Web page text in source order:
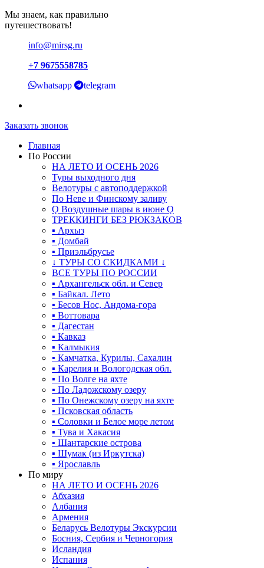
Мы знаем, как правильно
путешествовать!
info@mirsg.ru
+7 9675558785
whatsapp telegram
Заказать звонок
Главная
По России
НА ЛЕТО И ОСЕНЬ 2026
Туры выходного дня
Велотуры с автоподдержкой
По Неве и Финскому заливу
Ǫ Воздушные шары в июне Ǫ
ТРЕККИНГИ БЕЗ РЮКЗАКОВ
▪ Архыз
▪ Домбай
▪ Приэльбрусье
↓ ТУРЫ СО СКИДКАМИ ↓
ВСЕ ТУРЫ ПО РОССИИ
▪ Архангельск обл. и Север
▪ Байкал. Лето
▪ Бесов Нос, Андома-гора
▪ Воттовара
▪ Дагестан
▪ Кавказ
▪ Калмыкия
▪ Камчатка, Курилы, Сахалин
▪ Карелия и Вологодская обл.
▪ По Волге на яхте
▪ По Ладожскому озеру
▪ По Онежскому озеру на яхте
▪ Псковская область
▪ Соловки и Белое море летом
▪ Тува и Хакасия
▪ Шантарские острова
▪ Шумак (из Иркутска)
▪ Ярославль
По миру
НА ЛЕТО И ОСЕНЬ 2026
Абхазия
Албания
Армения
Беларусь Велотуры Экскурсии
Босния, Сербия и Черногория
Исландия
Испания